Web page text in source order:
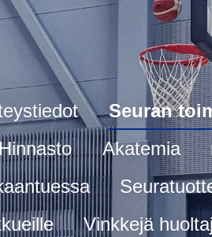
Seuran
Hinnasto Akatemia
Vinkkejä